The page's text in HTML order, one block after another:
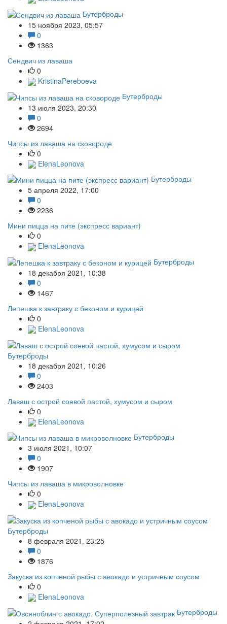
Бутерброды
15 ноября 2023, 05:57
0
1363
Сендвич из лаваша
0
KristinaPereboeva
Бутерброды
13 июля 2023, 20:30
0
2694
Чипсы из лаваша на сковороде
0
ElenaLeonova
Бутерброды
5 апреля 2022, 17:00
0
2236
Мини пицца на пите (экспресс вариант)
0
ElenaLeonova
Бутерброды
18 декабря 2021, 10:38
0
1467
Лепешка к завтраку с беконом и курицей
0
ElenaLeonova
Бутерброды
18 декабря 2021, 10:26
0
2403
Лаваш с острой соевой пастой, хумусом и сыром
0
ElenaLeonova
Бутерброды
3 июля 2021, 10:07
0
1907
Чипсы из лаваша в микроволновке
0
ElenaLeonova
Бутерброды
8 февраля 2021, 23:25
0
1876
Закуска из копченой рыбы с авокадо и устричным соусом
0
ElenaLeonova
Бутерброды